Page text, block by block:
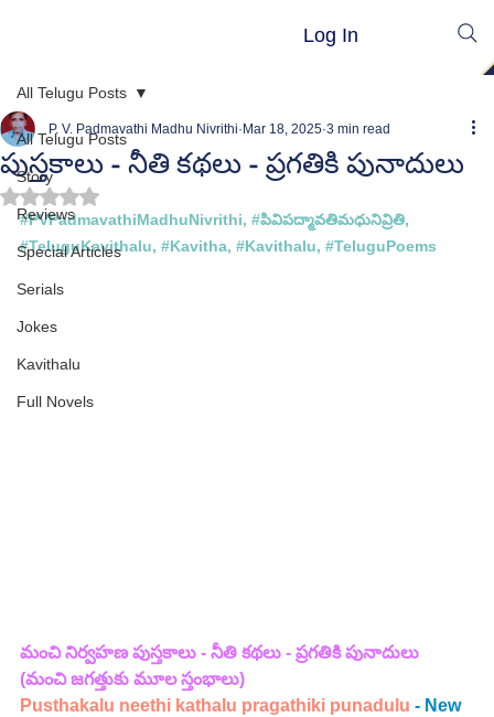
Log In
All Telugu Posts
Story
Reviews
Special Articles
Serials
Jokes
Kavithalu
Full Novels
All Telugu Posts
పుస్తకాలు - నీతి కథలు - ప్రగతికి పునాదులు
P. V. Padmavathi Madhu Nivrithi Mar 18, 2025 3 min read
Rated NaN out of 5 stars.
#PVPadmavathiMadhuNivrithi, #పివిపద్మావతిమధునివ్రితి,
#TeluguKavithalu, #Kavitha, #Kavithalu, #TeluguPoems
మంచి నిర్వహణ పుస్తకాలు - నీతి కథలు - ప్రగతికి పునాదులు
(మంచి జగత్తుకు మూల స్తంభాలు)
Pusthakalu neethi kathalu pragathiki punadulu - New